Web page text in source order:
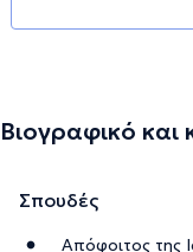
Βιογραφικό και
Σπουδές
Απόφοιτος της